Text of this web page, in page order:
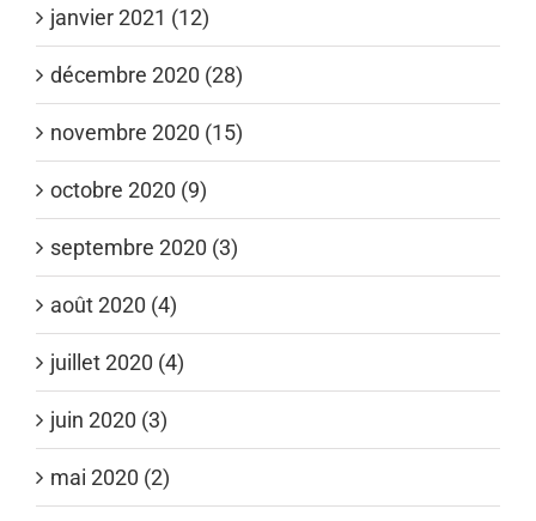
janvier 2021 (12)
décembre 2020 (28)
novembre 2020 (15)
octobre 2020 (9)
septembre 2020 (3)
août 2020 (4)
juillet 2020 (4)
juin 2020 (3)
mai 2020 (2)